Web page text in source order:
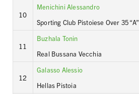
10
Menichini Alessandro
Sporting Club Pistoiese Over 35 “A”
11
Buzhala Tonin
Real Bussana Vecchia
12
Galasso Alessio
Hellas Pistoia